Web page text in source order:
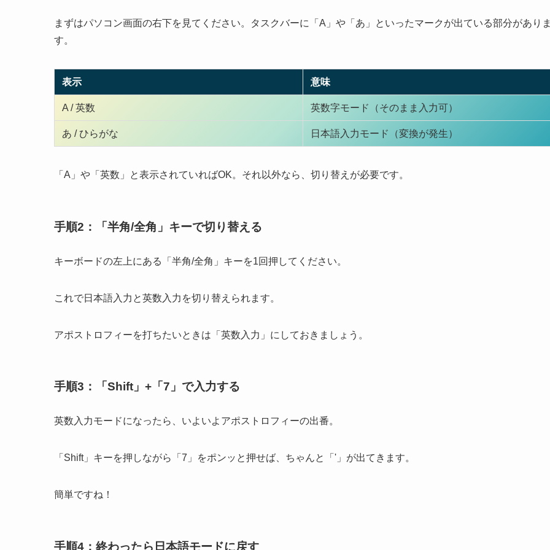
まずはパソコン画面の右下を見てください。タスクバーに「A」や「あ」といったマークが出ている部分があり
す。
表示 意味
A / 英数 英数字モード（そのまま入力可）
あ / ひらがな 日本語入力モード（変換が発生）
「A」や「英数」と表示されていればOK。それ以外なら、切り替えが必要です。
手順2：「半角/全角」キーで切り替える
キーボードの左上にある「半角/全角」キーを1回押してください。
これで日本語入力と英数入力を切り替えられます。
アポストロフィーを打ちたいときは「英数入力」にしておきましょう。
手順3：「Shift」+「7」で入力する
英数入力モードになったら、いよいよアポストロフィーの出番。
「Shift」キーを押しながら「7」をポンッと押せば、ちゃんと「'」が出てきます。
簡単ですね！
手順4：終わったら日本語モードに戻す